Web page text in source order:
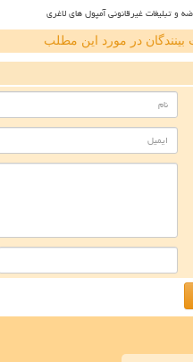
و تبلیغات غیرقانونی آمپول های لاغری
بینندگان در مورد این مطلب